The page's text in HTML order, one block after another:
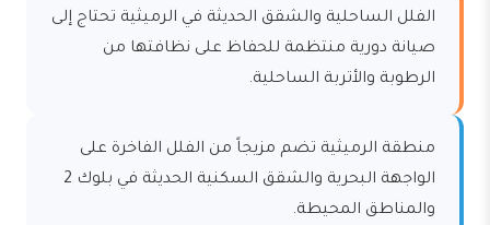
الفلل الساحلية والشقق الحديثة في الرميثية تحتاج إلى
صيانة دورية منتظمة للحفاظ على نظافتها من
الرطوبة والأتربة الساحلية.
منطقة الرميثية تضم مزيجاً من الفلل الفاخرة على
الواجهة البحرية والشقق السكنية الحديثة في بلوك 2
والمناطق المحيطة.